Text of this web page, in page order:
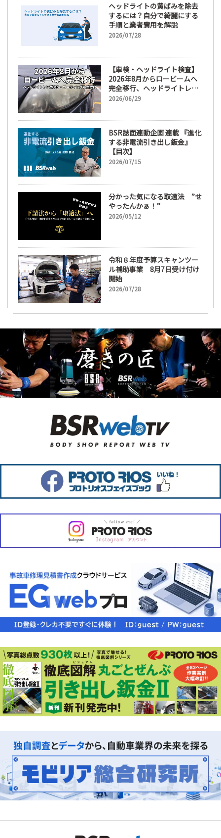
ヘッドライトの黄ばみを除去
するには？自分で綺麗にする
手順と業者費用を解説
2026/07/28
【車検・ヘッドライト検査】
2026年8月からロービームへ
完全移行、ヘッドライトレン
ズ磨き・コーティングも重要
2026/06/29
BSR誌面連動企画 連載 『進化
する非電流引き出し鈑金』
【目次】
2026/07/15
分かった気になる取適法 ”せ
やったんかぁ！”
2026/05/12
令和８年度予算スキャンツー
ル補助事業 8月7日受け付け
開始
2026/07/28